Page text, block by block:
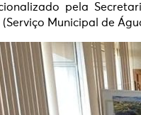
pela
(Serviço Municipal de